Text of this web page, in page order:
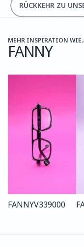
RÜCKKEHR ZU
MEHR INSPIRATION
FANNY
FANNYV339000